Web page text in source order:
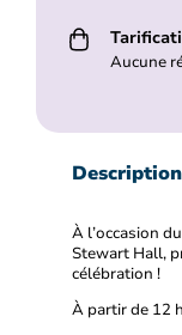
Aucune
Description
À l’occasion
Stewart Hall,
célébration !
À partir de 12